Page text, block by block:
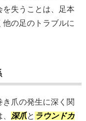
失うことは、足本
の足のトラブルに
爪の発生に深く関
深爪と ラウンドカ